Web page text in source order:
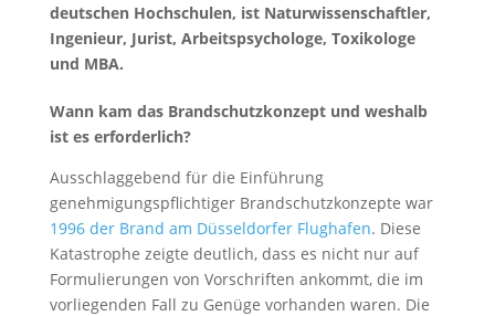
deutschen Hochschulen, ist Naturwissenschaftler,
Ingenieur, Jurist, Arbeitspsychologe, Toxikologe
und MBA.
Wann kam das Brandschutzkonzept und weshalb
ist es erforderlich?
Ausschlaggebend für die Einführung
genehmigungspflichtiger Brandschutzkonzepte war
1996 der Brand am Düsseldorfer Flughafen. Diese
Katastrophe zeigte deutlich, dass es nicht nur auf
Formulierungen von Vorschriften ankommt, die im
vorliegenden Fall zu Genüge vorhanden waren. Die